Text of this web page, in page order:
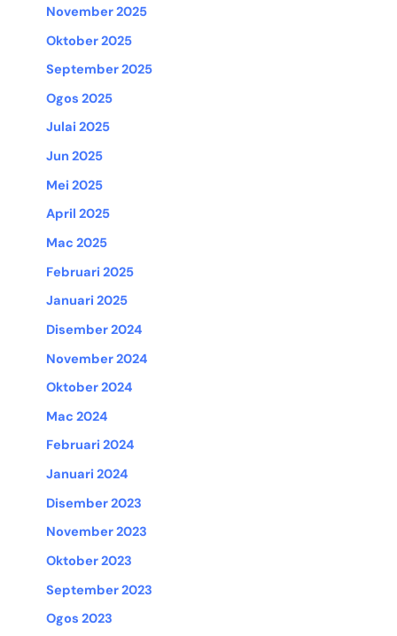
November 2025
Oktober 2025
September 2025
Ogos 2025
Julai 2025
Jun 2025
Mei 2025
April 2025
Mac 2025
Februari 2025
Januari 2025
Disember 2024
November 2024
Oktober 2024
Mac 2024
Februari 2024
Januari 2024
Disember 2023
November 2023
Oktober 2023
September 2023
Ogos 2023